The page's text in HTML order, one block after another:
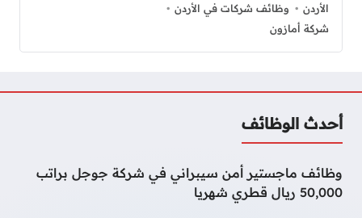
الأردن
وظائف شركات في الأردن
شركة أمازون
أحدث الوظائف
وظائف ماجستير أمن سيبراني في شركة جوجل براتب
50,000 ريال قطري شهريا